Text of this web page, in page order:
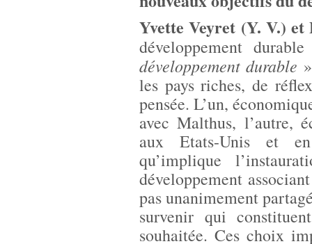
Yvette Veyret (Y. V.)
développement
développement durable
les pays riches, de
pensée. L’un,
avec Malthus, l’autre,
aux Etats-Unis et
qu’implique
développement
pas unanimement
survenir qui
souhaitée. Ces choix